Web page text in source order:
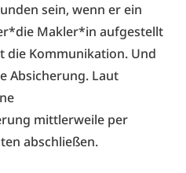
sein, wenn er ein
Makler*in aufgestellt
die Kommunikation. Und
Absicherung. Laut
mittlerweile per
abschließen.